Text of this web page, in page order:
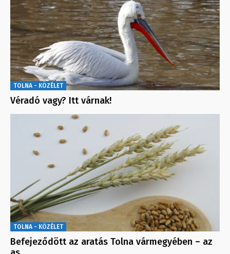
TOLNA - KÖZÉLET
Véradó vagy? Itt várnak!
TOLNA - KÖZÉLET
Befejeződött az aratás Tolna vármegyében – az